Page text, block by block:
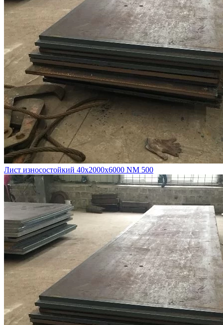
Лист износостойкий 40х2000х6000 NM 500